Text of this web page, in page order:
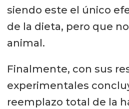
siendo este el único
de la dieta, pero que
animal.
Finalmente, con sus
experimentales
reemplazo total de la